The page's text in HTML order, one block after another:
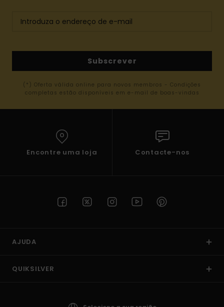
Subscrever
(*) Oferta válida online para novos membros - Condições
completas estão disponíveis em e-mail de boas-vindas
Encontre uma loja Contacte-nos
AJUDA
QUIKSILVER